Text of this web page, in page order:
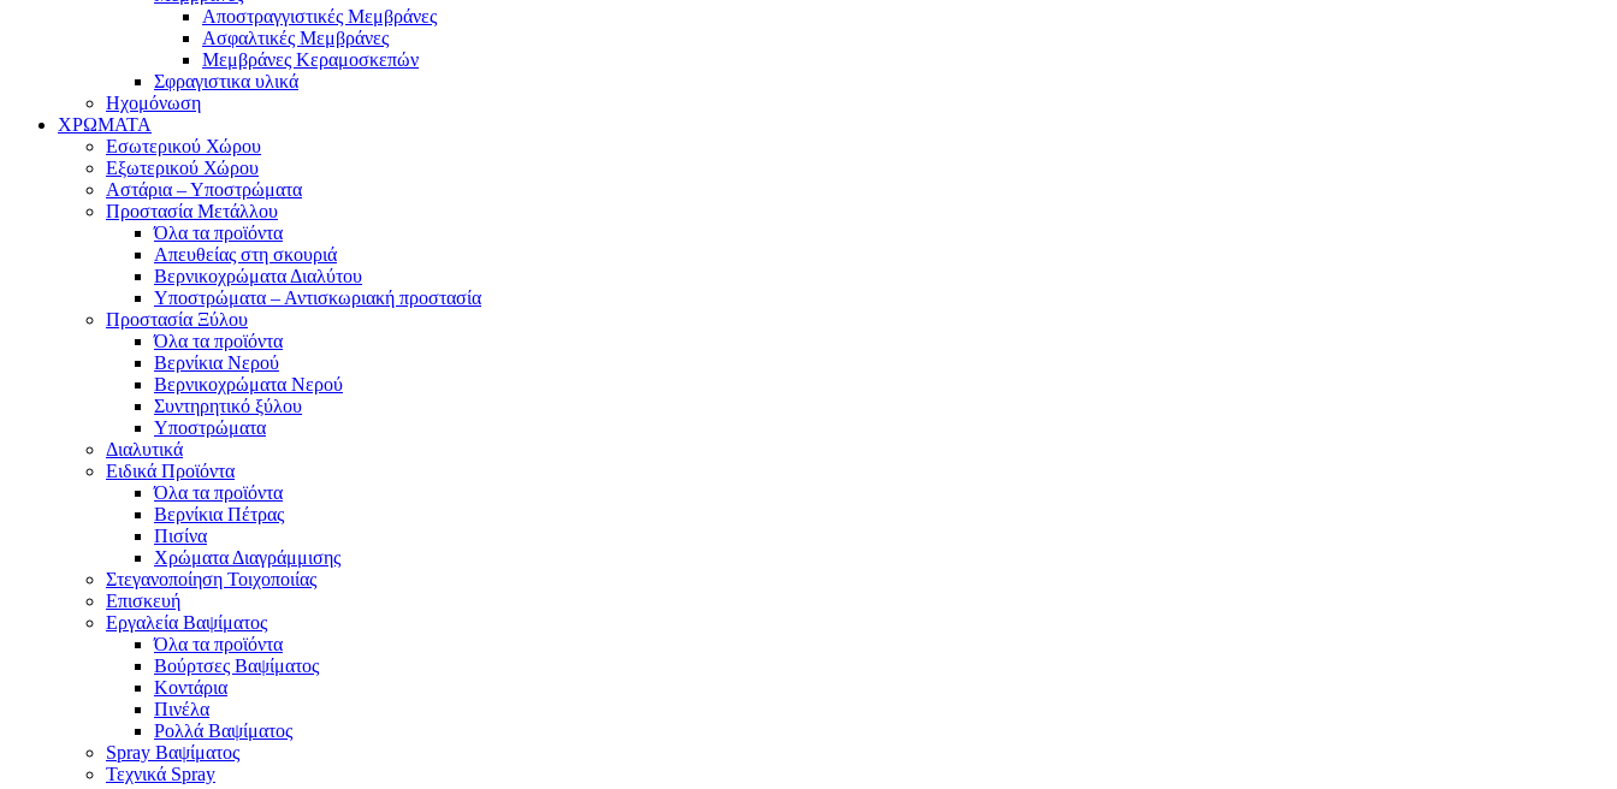
Αποστραγγιστικές Μεμβράνες
Ασφαλτικές Μεμβράνες
Μεμβράνες Κεραμοσκεπών
Σφραγιστικα υλικά
Ηχομόνωση
ΧΡΩΜΑΤΑ
Εσωτερικού Χώρου
Εξωτερικού Χώρου
Αστάρια – Υποστρώματα
Προστασία Μετάλλου
Όλα τα προϊόντα
Απευθείας στη σκουριά
Βερνικοχρώματα Διαλύτου
Υποστρώματα – Αντισκωριακή προστασία
Προστασία Ξύλου
Όλα τα προϊόντα
Βερνίκια Νερού
Βερνικοχρώματα Νερού
Συντηρητικό ξύλου
Υποστρώματα
Διαλυτικά
Ειδικά Προϊόντα
Όλα τα προϊόντα
Βερνίκια Πέτρας
Πισίνα
Χρώματα Διαγράμμισης
Στεγανοποίηση Τοιχοποιίας
Επισκευή
Εργαλεία Βαψίματος
Όλα τα προϊόντα
Βούρτσες Βαψίματος
Κοντάρια
Πινέλα
Ρολλά Βαψίματος
Spray Βαψίματος
Τεχνικά Spray